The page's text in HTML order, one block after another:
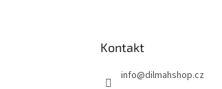
Kontakt
info@dilmahshop.cz